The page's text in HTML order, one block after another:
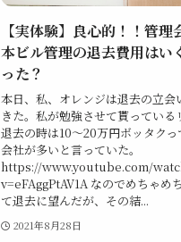
【実体験】良心的！！管理
本ビル管理の退去費用はい
った？
本日、私、オレンジは退去の立会
きた。私が勉強させて貰っている
退去の時は10〜20万円ボッタク
会社が多いと言っていた。
https://www.youtube.com/
v=eFAggPtAV1A なのでめちゃめ
て退去に望んだが、その結...
2021年8月28日